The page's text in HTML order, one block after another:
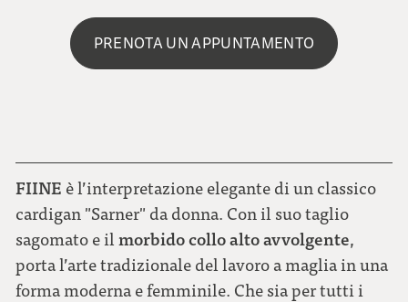
PRENOTA UN APPUNTAMENTO
FIINE è l’interpretazione elegante di un classico
cardigan "Sarner" da donna. Con il suo taglio
sagomato e ilmorbido collo alto avvolgente,
porta l’arte tradizionale del lavoro a maglia in una
forma moderna e femminile. Che sia per tutti i